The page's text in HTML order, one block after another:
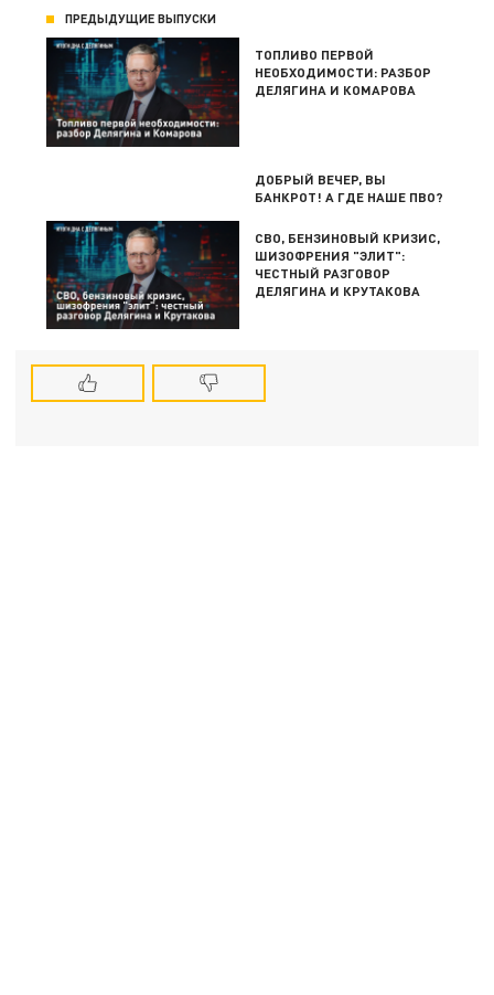
ПРЕДЫДУЩИЕ ВЫПУСКИ
ТОПЛИВО ПЕРВОЙ
НЕОБХОДИМОСТИ: РАЗБОР
ДЕЛЯГИНА И КОМАРОВА
ДОБРЫЙ ВЕЧЕР, ВЫ
БАНКРОТ! А ГДЕ НАШЕ ПВО?
СВО, БЕНЗИНОВЫЙ КРИЗИС,
ШИЗОФРЕНИЯ "ЭЛИТ":
ЧЕСТНЫЙ РАЗГОВОР
ДЕЛЯГИНА И КРУТАКОВА